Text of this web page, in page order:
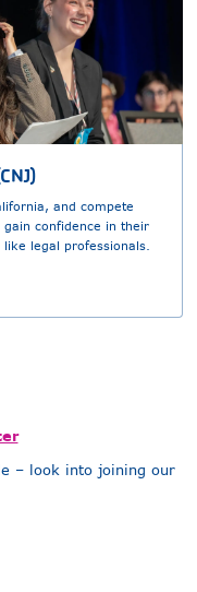
and compete
confidence in their
legal professionals.
– look into joining our